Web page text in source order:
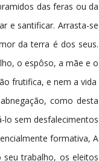
das feras ou da
e santificar. Arrasta-se
da terra é dos seus.
o espôso, a mãe e o
frutifica, e nem a vida
como desta
lo sem desfalecimentos
formativa, A
trabalho, os eleitos